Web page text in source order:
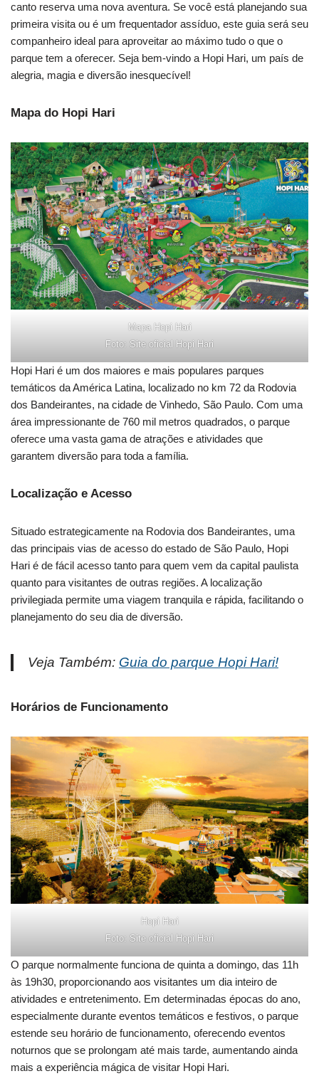
canto reserva uma nova aventura. Se você está planejando sua
primeira visita ou é um frequentador assíduo, este guia será seu
companheiro ideal para aproveitar ao máximo tudo o que o
parque tem a oferecer. Seja bem-vindo a Hopi Hari, um país de
alegria, magia e diversão inesquecível!
Mapa do Hopi Hari
Mapa Hopi Hari
Foto: Site oficial Hopi Hari
Hopi Hari é um dos maiores e mais populares parques
temáticos da América Latina, localizado no km 72 da Rodovia
dos Bandeirantes, na cidade de Vinhedo, São Paulo. Com uma
área impressionante de 760 mil metros quadrados, o parque
oferece uma vasta gama de atrações e atividades que
garantem diversão para toda a família.
Localização e Acesso
Situado estrategicamente na Rodovia dos Bandeirantes, uma
das principais vias de acesso do estado de São Paulo, Hopi
Hari é de fácil acesso tanto para quem vem da capital paulista
quanto para visitantes de outras regiões. A localização
privilegiada permite uma viagem tranquila e rápida, facilitando o
planejamento do seu dia de diversão.
Veja Também: Guia do parque Hopi Hari!
Horários de Funcionamento
Hopi Hari
Foto: Site oficial Hopi Hari
O parque normalmente funciona de quinta a domingo, das 11h
às 19h30, proporcionando aos visitantes um dia inteiro de
atividades e entretenimento. Em determinadas épocas do ano,
especialmente durante eventos temáticos e festivos, o parque
estende seu horário de funcionamento, oferecendo eventos
noturnos que se prolongam até mais tarde, aumentando ainda
mais a experiência mágica de visitar Hopi Hari.